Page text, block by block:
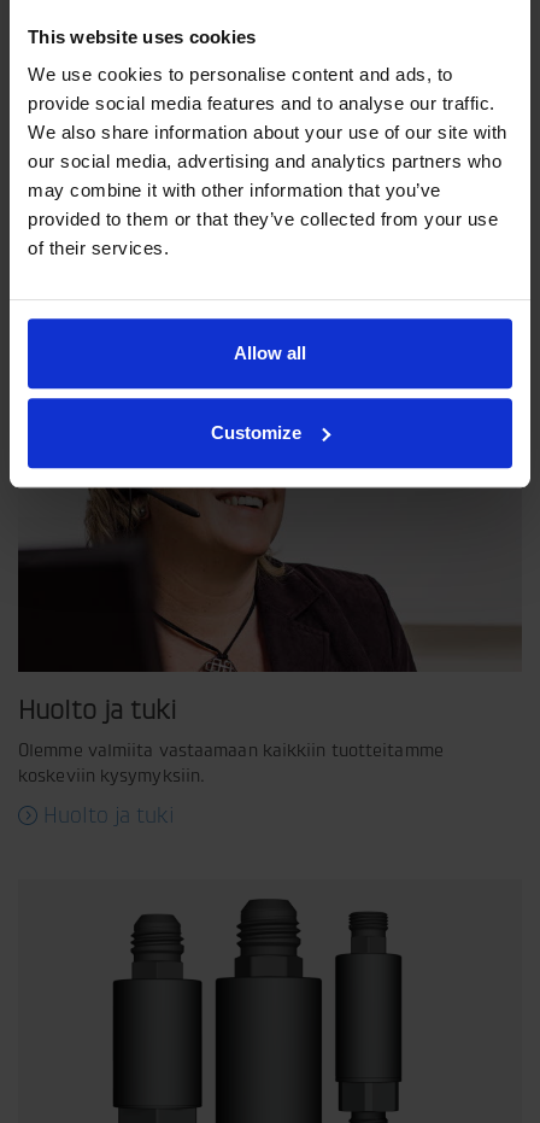
This website uses cookies
We use cookies to personalise content and ads, to
provide social media features and to analyse our traffic.
We also share information about your use of our site with
our social media, advertising and analytics partners who
may combine it with other information that you’ve
provided to them or that they’ve collected from your use
of their services.
Allow all
Customize
Filosofiamme
Indexator Rotator Systems AB:n yritysfilosofia on yhteinen
Huolto ja tuki
Olemme valmiita vastaamaan kaikkiin tuotteitamme
koskeviin kysymyksiin.
Huolto ja tuki